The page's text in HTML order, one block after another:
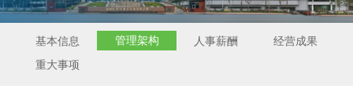
基本信息 管理架构 人事薪酬
经营成果
重大事项